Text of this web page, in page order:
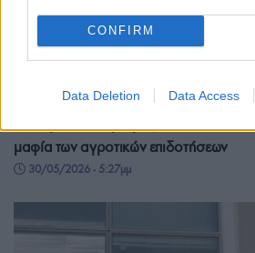
CONFIRM
Data Deletion Data Access
μαφία των αγροτικών επιδοτήσεων
30/05/2026 - 5:27μμ